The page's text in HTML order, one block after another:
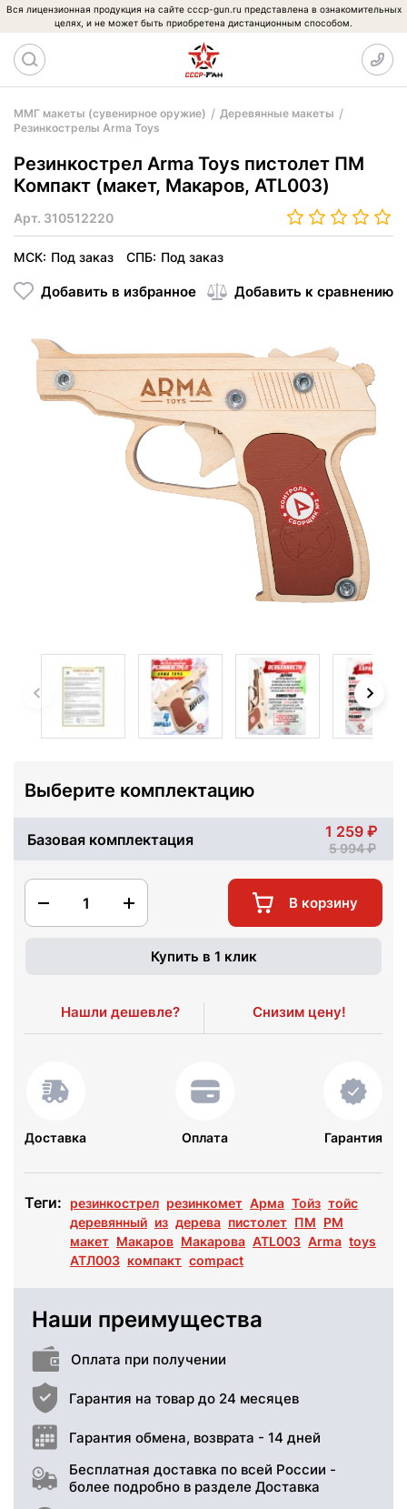
Вся лицензионная продукция на сайте cccp-gun.ru представлена в ознакомительных
целях, и не может быть приобретена дистанционным способом.
ММГ макеты (сувенирное оружие)
Деревянные макеты
Резинкострелы Arma Toys
Резинкострел Arma Toys пистолет ПМ
Компакт (макет, Макаров, ATL003)
Арт. 310512220
МСК: Под заказ СПБ: Под заказ
Добавить в избранное Добавить к сравнению
Выберите комплектацию
Базовая комплектация 1 259
5 994
1 В корзину
Купить в 1 клик
Нашли дешевле? Снизим цену!
Доставка Оплата Гарантия
Теги: резинкострел резинкомет Арма Тойз тойс
деревянный из дерева пистолет ПМ PM
макет Макаров Макарова ATL003 Arma toys
АТЛ003 компакт compact
Наши преимущества
Оплата при получении
Гарантия на товар до 24 месяцев
Гарантия обмена, возврата - 14 дней
Бесплатная доставка по всей России -
более подробно в разделе Доставка